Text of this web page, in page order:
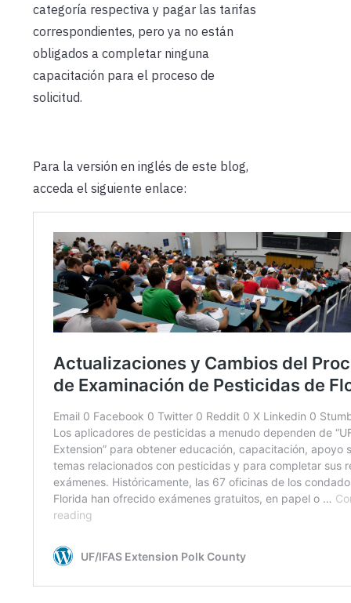
categoría respectiva y pagar las tarifas
correspondientes, pero ya no están
obligados a completar ninguna
capacitación para el proceso de
solicitud.
Para la versión en inglés de este blog,
acceda el siguiente enlace: